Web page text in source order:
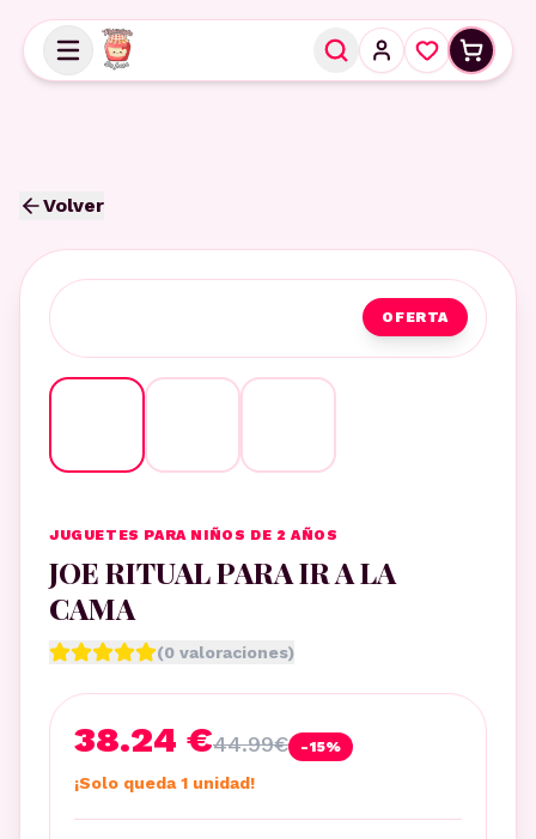
Volver
OFERTA
JUGUETES PARA NIÑOS DE 2 AÑOS
JOE RITUAL PARA IR A LA
CAMA
(0 valoraciones)
38.24 €44.99€ -15%
¡Solo queda 1 unidad!